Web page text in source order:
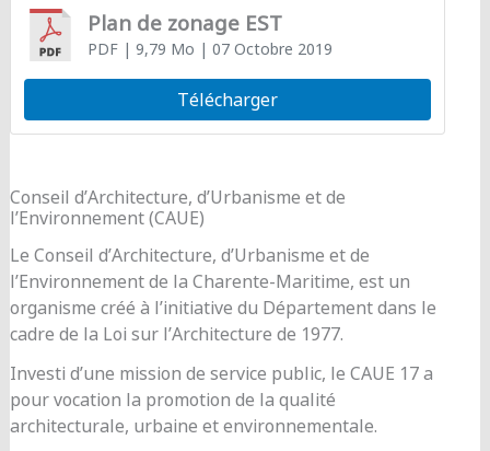
Plan de zonage EST
PDF| 9,79 Mo | 07 Octobre 2019
Télécharger
Conseil d’Architecture, d’Urbanisme et de
l’Environnement (CAUE)
Le Conseil d’Architecture, d’Urbanisme et de
l’Environnement de la Charente-Maritime, est un
organisme créé à l’initiative du Département dans le
cadre de la Loi sur l’Architecture de 1977.
Investi d’une mission de service public, le CAUE 17 a
pour vocation la promotion de la qualité
architecturale, urbaine et environnementale.